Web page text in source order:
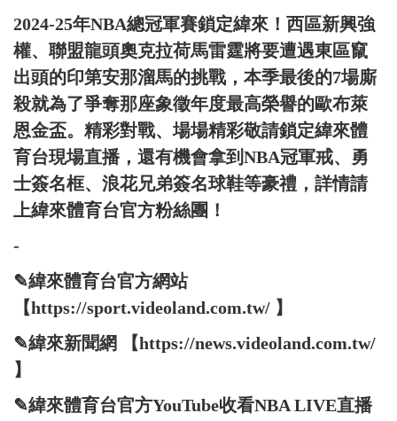
2024-25年NBA總冠軍賽鎖定緯來！西區新興強
權、聯盟龍頭奧克拉荷馬雷霆將要遭遇東區竄
出頭的印第安那溜馬的挑戰，本季最後的7場廝
殺就為了爭奪那座象徵年度最高榮譽的歐布萊
恩金盃。精彩對戰、場場精彩敬請鎖定緯來體
育台現場直播，還有機會拿到NBA冠軍戒、勇
士簽名框、浪花兄弟簽名球鞋等豪禮，詳情請
上緯來體育台官方粉絲團！
-
✎緯來體育台官方網站
【https://sport.videoland.com.tw/ 】
✎緯來新聞網 【https://news.videoland.com.tw/
】
✎緯來體育台官方YouTube收看NBA LIVE直播